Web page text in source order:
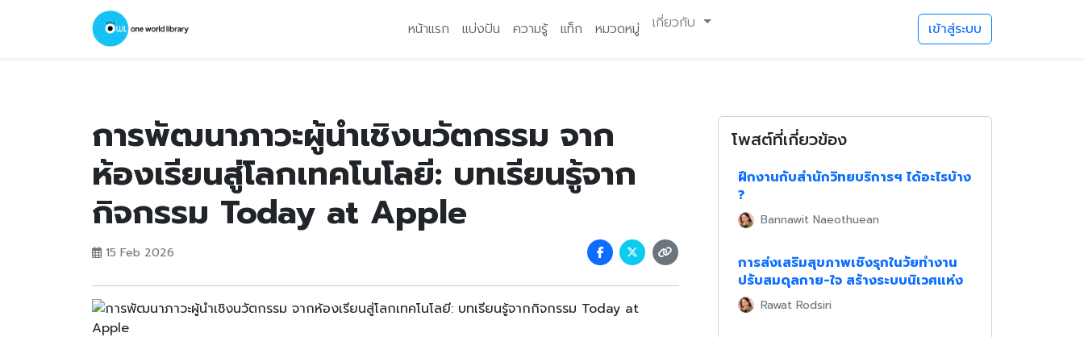
หน้าแรก แบ่งปัน ความรู้ แท็ก หมวดหมู่ เกี่ยวกับ เข้าสู่ระบบ
การพัฒนาภาวะผู้นำเชิงนวัตกรรม จาก
ห้องเรียนสู่โลกเทคโนโลยี: บทเรียนรู้จาก
กิจกรรม Today at Apple
15 Feb 2026
โพสต์ที่เกี่ยวข้อง
ฝึกงานกับสำนักวิทยบริการฯ ได้อะไรบ้าง
?
Bannawit Naeothuean
การส่งเสริมสุขภาพเชิงรุกในวัยทำงาน
ปรับสมดุลกาย-ใจ สร้างระบบนิเวศแห่ง
ความสุขในองค์กร
Rawat Rodsiri